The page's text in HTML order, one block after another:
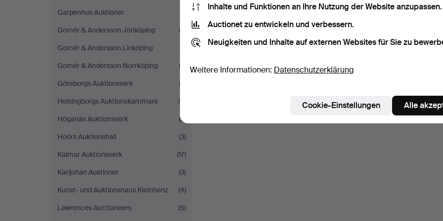
Garpenhus Auktioner
Gomér & Andersson Jönköping
(3)
Gomér & Andersson Linköping
(7)
Gomér & Andersson Norrköping
(2)
Göteborgs Auktionsverk
(3)
Helsingborgs Auktionskammare
(5)
Höganäs Auktionsverk
(2)
Höörs Auktionshall
(3)
Kalmar Auktionsverk
(17)
Karljohan Auktioner
(3)
Kunst- und Auktionshaus Kleinhenz
(4)
Lawrences Auctioneers
(5)
Inhalte und Funktionen an Ihre Nutzung der Website anzupassen.
Auctionet zu entwickeln und verbessern.
Neuigkeiten und Inhalte auf externen Websites für Sie zu
Weitere Informationen: Datenschutzerklärung
Cookie-Einstellungen Alle